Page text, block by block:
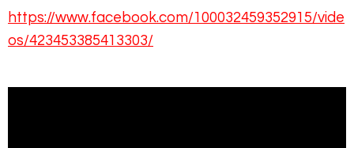
https://www.facebook.com/100032459352915/vide
os/423453385413303/